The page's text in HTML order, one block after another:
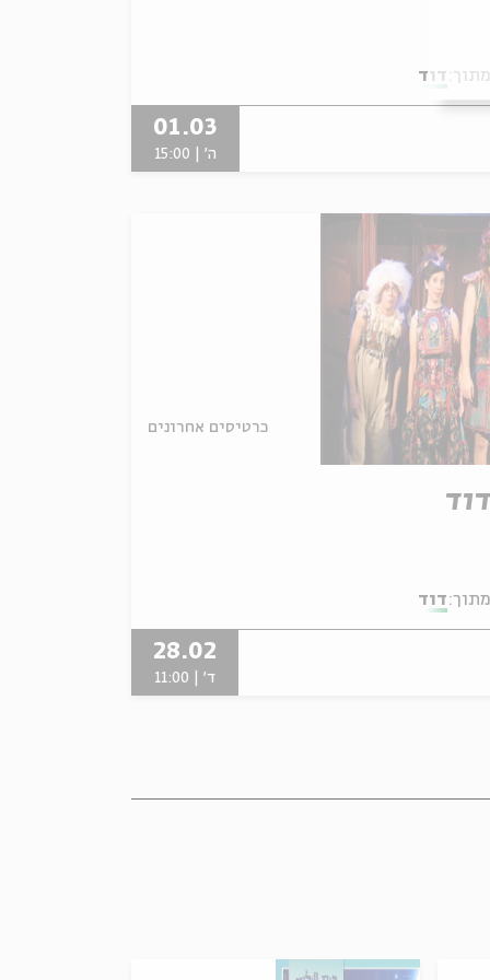
מתוך: דוד
01.03
ה' | 15:00
כרטיסים אחרונים
דוד
מתוך: דוד
28.02
ד' | 11:00